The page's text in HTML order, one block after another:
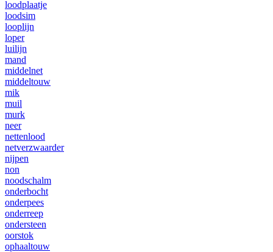
loodplaatje
loodsim
looplijn
loper
luilijn
mand
middelnet
middeltouw
mik
muil
murk
neer
nettenlood
netverzwaarder
nijpen
non
noodschalm
onderbocht
onderpees
onderreep
ondersteen
oorstok
ophaaltouw